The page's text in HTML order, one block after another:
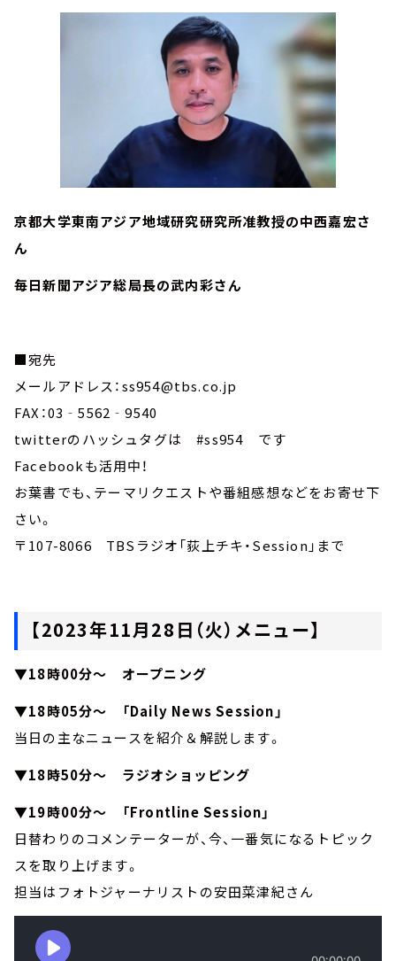
京都大学東南アジア地域研究研究所准教授の中西嘉宏さ
ん
毎日新聞アジア総局長の武内彩さん
■宛先
メールアドレス：ss954@tbs.co.jp
FAX：03‐5562‐9540
twitterのハッシュタグは #ss954 です
Facebookも活用中！
お葉書でも、テーマリクエストや番組感想などをお寄せ下
さい。
〒107-8066 TBSラジオ「荻上チキ・Session」まで
【2023年11月28日（火）メニュー】
▼18時00分～ オープニング
▼18時05分～ 「Daily News Session」
当日の主なニュースを紹介＆解説します。
▼18時50分～ ラジオショッピング
▼19時00分～ 「Frontline Session」
日替わりのコメンテーターが、今、一番気になるトピック
スを取り上げます。
担当はフォトジャーナリストの安田菜津紀さん